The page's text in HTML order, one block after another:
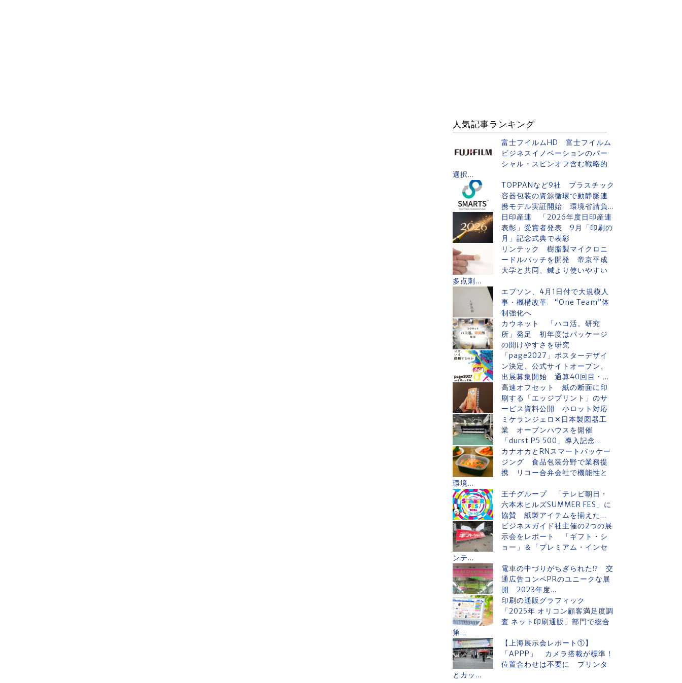
人気記事ランキング
富士フイルムHD 富士フイルム
ビジネスイノベーションのパー
シャル・スピンオフ含む戦略的
選択...
TOPPANなど9社 プラスチック
容器包装の資源循環で動静脈連
携モデル実証開始 環境省請負...
日印産連 「2026年度日印産連
表彰」受賞者発表 9月「印刷の
月」記念式典で表彰
リンテック 樹脂製マイクロニ
ードルパッチを開発 帝京平成
大学と共同、鍼より使いやすい
多点刺...
エプソン、4月1日付で大規模人
事・機構改革 “One Team”体
制強化へ
カウネット 「ハコ活。研究
所」発足 初年度はパッケージ
の開けやすさを研究
「page2027」ポスターデザイ
ン決定、公式サイトオープン、
出展募集開始 通算40回目・...
高速オフセット 紙の断面に印
刷する「エッジプリント」のサ
ービス資料公開 小ロット対応
ミケランジェロ✕日本製図器工
業 オープンハウスを開催
「durst P5 500」導入記念...
カナオカとRNスマートパッケー
ジング 食品包装分野で業務提
携 リコー合弁会社で機能性と
環境...
王子グループ 「テレビ朝日・
六本木ヒルズSUMMER FES」に
協賛 紙製アイテムを揃えた...
ビジネスガイド社主催の2つの展
示会をレポート 「ギフト・シ
ョー」＆「プレミアム・インセ
ンテ...
電車の中づりがちぎられた⁉ 交
通広告コンペPRのユニークな展
開 2023年度...
印刷の通販グラフィック
「2025年 オリコン顧客満足度調
査 ネット印刷通販」部門で総合
第...
【上海展示会レポート①】
「APPP」 カメラ搭載が標準！
位置合わせは不要に プリンタ
とカッ...